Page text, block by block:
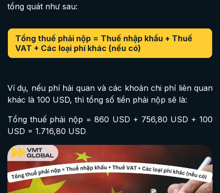
tổng quát như sau:
Tổng thuế phải nộp = Thuế nhập khẩu + Thuế
VAT + Các loại phí khác (nếu có)
Ví dụ, nếu phí hải quan và các khoản chi phí liên quan
khác là 100 USD, thì tổng số tiền phải nộp sẽ là:
Tổng thuế phải nộp = 860 USD + 756,80 USD + 100
USD = 1.716,80 USD